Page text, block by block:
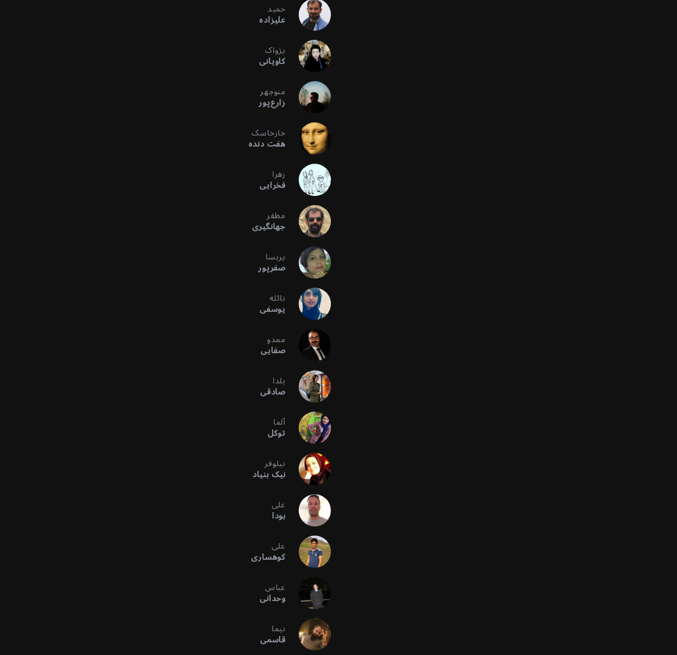
حمید
علیزاده
پژواک
کاویانی
منوچهر
زارع‌پور
خارخاسک
هفت دنده
زهرا
فخرایی
مظفر
جهانگیری
پریسا
صفرپور
نائله
یوسفی
ممدو
صفایی
یلدا
صادقی
آلما
توکل
نیلوفر
نیک بنیاد
علی
بودا
علی
کوهساری
عباس
وحدانی
نیما
قاسمی